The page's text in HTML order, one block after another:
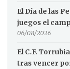
El Día de las
juegos el
06/08/2026
El C.F.
tras vencer